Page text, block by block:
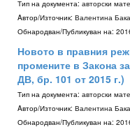
Тип на документа: авторски
Aвтор/Източник: Валентина
Обнародван/Публикуван на:
Новото в правния
промените в Закона
ДВ, бр. 101 от 2015 г.)
Тип на документа: авторски
Aвтор/Източник: Валентина
Обнародван/Публикуван на: